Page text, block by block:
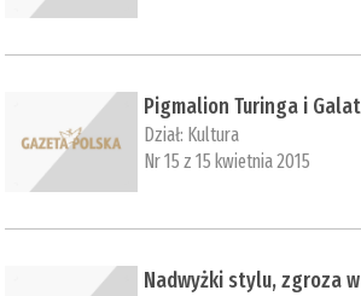
Pigmalion Turinga i
Dział: Kultura
Nr 15 z 15 kwietnia 2015
Nadwyżki stylu, zgroza